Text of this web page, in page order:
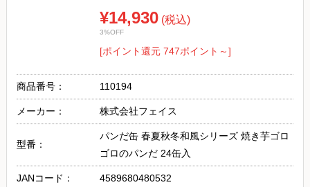
¥14,930 (税込)
3%OFF
[ポイント還元 747ポイント～]
商品番号： 110194
メーカー： 株式会社フェイス
型番：
パンだ缶 春夏秋冬和風シリーズ 焼き芋ゴロ
ゴロのパンだ 24缶入
JANコード： 4589680480532